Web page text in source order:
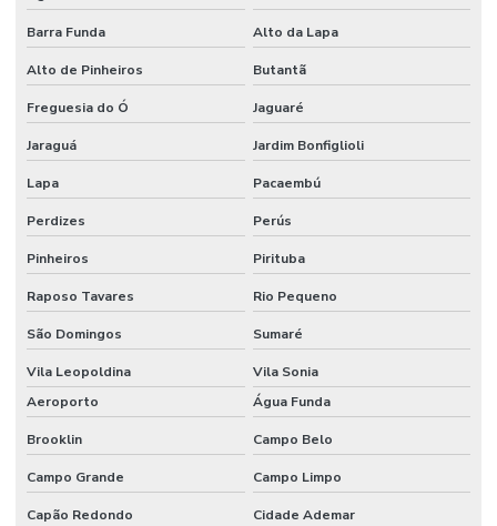
Empresa de reformas e construções
Empresas de gerenciamento de projetos e obras
Empresas de projetos de engenharia sp
Escritório de construção em campinas e região
Escritório de construção em campinas sp
Escritório de construção civil
Escritório de construção comercial
Escritório de construção comercial em campinas
Escritório de construção industrial
Escritório de construção industrial em campinas
Barra Funda Alto da Lapa
Alto de Pinheiros Butantã
Freguesia do Ó Jaguaré
Jaraguá Jardim Bonfiglioli
Lapa Pacaembú
Perdizes Perús
Pinheiros Pirituba
Raposo Tavares Rio Pequeno
São Domingos Sumaré
Vila Leopoldina
Vila Sonia
Aeroporto
Água Funda
Brooklin Campo Belo
Campo Grande Campo Limpo
Capão Redondo Cidade Ademar